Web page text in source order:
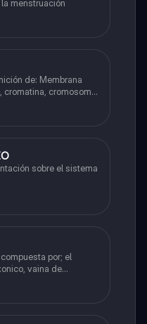
menstruación
cromatina, cromosoma
sobre el sistema
por; el
vaina de
schwann,nódulo de
terminal, botón